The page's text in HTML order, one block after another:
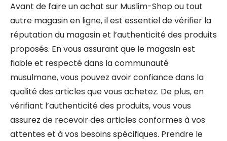
Avant de faire un achat sur Muslim-Shop ou tout
autre magasin en ligne, il est essentiel de vérifier la
réputation du magasin et l’authenticité des produits
proposés. En vous assurant que le magasin est
fiable et respecté dans la communauté
musulmane, vous pouvez avoir confiance dans la
qualité des articles que vous achetez. De plus, en
vérifiant l’authenticité des produits, vous vous
assurez de recevoir des articles conformes à vos
attentes et à vos besoins spécifiques. Prendre le